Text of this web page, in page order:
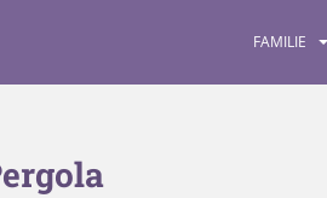
FAMILIE